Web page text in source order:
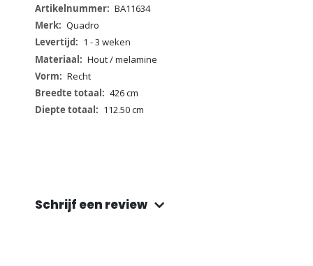
Meer
informatie
BA11634
Quadro
1 - 3 weken
Hout / melamine
Recht
426 cm
112.50 cm
Schrijf een review